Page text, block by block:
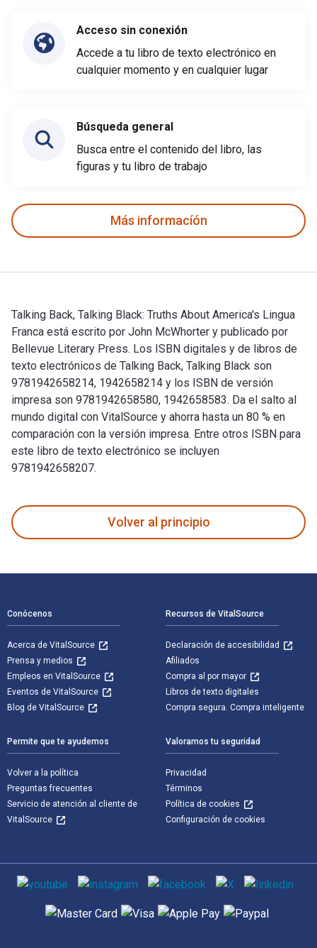
Acceso sin conexión
Accede a tu libro de texto electrónico en
cualquier momento y en cualquier lugar
Búsqueda general
Busca entre el contenido del libro, las
figuras y tu libro de trabajo
Más informacíón
Talking Back, Talking Black: Truths About America's Lingua
Franca está escrito por John McWhorter y publicado por
Bellevue Literary Press. Los ISBN digitales y de libros de
texto electrónicos de Talking Back, Talking Black son
9781942658214, 1942658214 y los ISBN de versión
impresa son 9781942658580, 1942658583. Da el salto al
mundo digital con VitalSource y ahorra hasta un 80 % en
comparación con la versión impresa. Entre otros ISBN para
este libro de texto electrónico se incluyen
9781942658207.
Volver al principio
Conócenos
Acerca de VitalSource
Prensa y medios
Empleos en VitalSource
Eventos de VitalSource
Blog de VitalSource
Recursos de VitalSource
Declaración de accesibilidad
Afiliados
Compra al por mayor
Libros de texto digitales
Compra segura. Compra inteligente
Permite que te ayudemos
Volver a la política
Preguntas frecuentes
Servicio de atención al cliente de
VitalSource
Valoramos tu seguridad
Privacidad
Términos
Política de cookies
Configuración de cookies
Medios de comunicación social
Métodos de pago admitidos